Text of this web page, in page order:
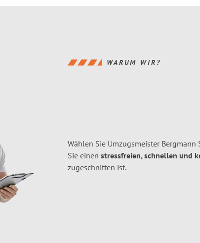
WARUM WIR?
Wählen Sie Umzugsmeister
Sie einen stressfreien, schnellen und
zugeschnitten ist.